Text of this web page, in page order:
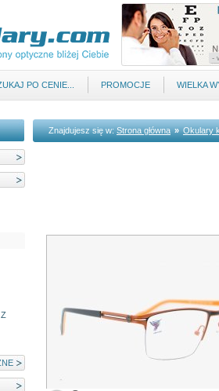
PO CENIE... PROMOCJE WIELKA
Znajdujesz się w:Strona główna » Okulary